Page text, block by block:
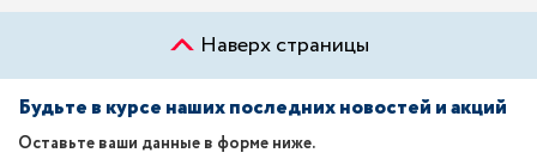
Наверх страницы
Будьте в курсе наших последних новостей и акций
Оставьте ваши данные в форме ниже.